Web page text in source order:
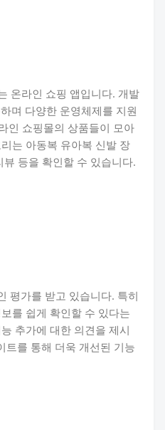
온라인 쇼핑 앱입니다. 개발
며 다양한 운영체제를 지원
인 쇼핑몰의 상품들이 모아
는 아동복 유아복 신발 장
등을 확인할 수 있습니다.
평가를 받고 있습니다. 특히
를 쉽게 확인할 수 있다는
추가에 대한 의견을 제시
트를 통해 더욱 개선된 기능